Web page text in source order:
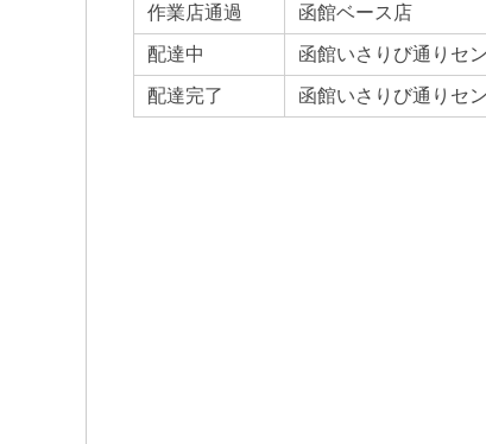
作業店通過 函館ベース店
配達中 函館いさりび通りセ
配達完了 函館いさりび通りセ